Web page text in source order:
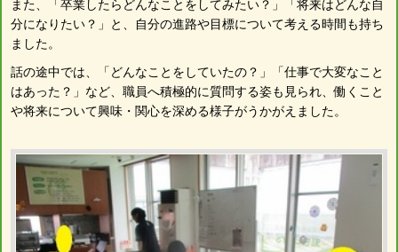
また、「卒業したらどんなことをしてみたい？」「将来はどんな自
分になりたい？」と、自分の進路や目標について考える時間も持ち
ました。
話の途中では、「どんなことをしていたの？」「仕事で大変なこと
はあった？」など、職員へ積極的に質問する姿も見られ、働くこと
や将来について興味・関心を深める様子がうかがえました。